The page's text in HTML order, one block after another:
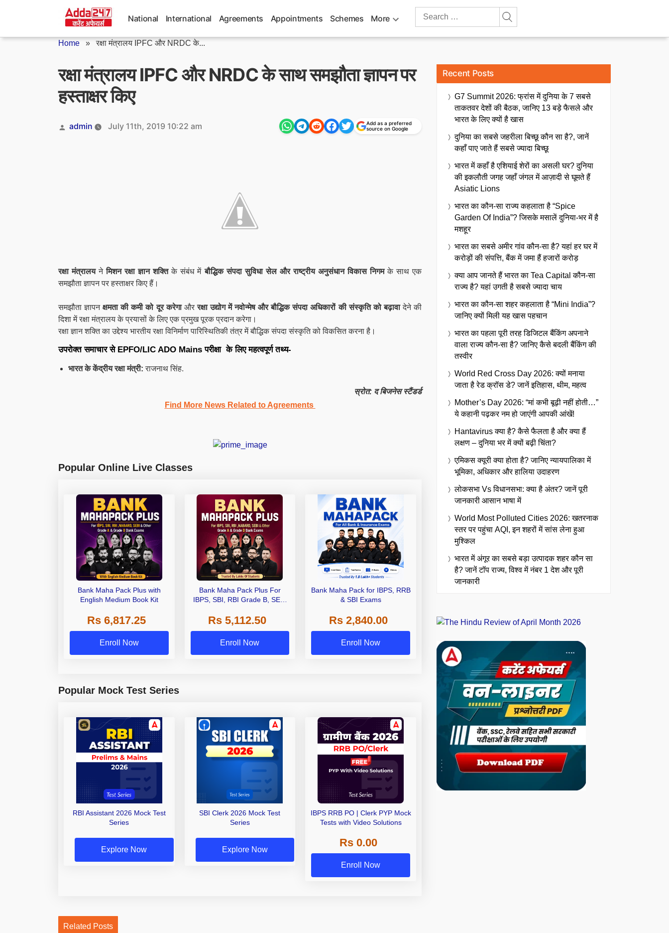
National International Agreements Appointments Schemes More
Search
Home »रक्षा मंत्रालय IPFC और NRDC के...
रक्षा मंत्रालय IPFC और NRDC के साथ समझौता ज्ञापन पर
हस्ताक्षर किए
Posted
admin July 11th, 2019 10:22 am
Add as a preferred
source on Google
रक्षा मंत्रालयनेमिशन रक्षा ज्ञान शक्तिके संबंध मेंबौद्धिक संपदा सुविधा सेल और राष्ट्रीय अनुसंधान विकास निगमके साथ एक
समझौता ज्ञापन पर हस्ताक्षर किए हैं।
समझौता ज्ञापनक्षमता की कमी को दूर करेगाऔररक्षा उद्योग में नवोन्मेष और बौद्धिक संपदा अधिकारों की संस्कृति को बढ़ावादेने की
दिशा में रक्षा मंत्रालय के प्रयासों के लिए एक प्रमुख पूरक प्रदान करेगा।
रक्षा ज्ञान शक्ति का उद्देश्य भारतीय रक्षा विनिर्माण पारिस्थितिकी तंत्र में बौद्धिक संपदा संस्कृति को विकसित करना है।
उपरोक्त समाचार से EPFO/LIC ADO Mains परीक्षा के लिए महत्वपूर्ण तथ्य-
भारत के केंद्रीय रक्षा मंत्री: राजनाथ सिंह.
स्रोत: द बिजनेस स्टैंडर्ड
Find More News Related to Agreements
Popular Online Live Classes
Bank Maha Pack Plus with
English Medium Book Kit
Rs 6,817.25
Enroll Now
Bank Maha Pack Plus For
IBPS, SBI, RBI Grade B, SEBI
Other Grade A & Grade B Bank
Exams
Rs 5,112.50
Enroll Now
Bank Maha Pack for IBPS, RRB
& SBI Exams
Rs 2,840.00
Enroll Now
Popular Mock Test Series
RBI Assistant 2026 Mock Test
Series
Explore Now
SBI Clerk 2026 Mock Test
Series
Explore Now
IBPS RRB PO | Clerk PYP Mock
Tests with Video Solutions
Rs 0.00
Enroll Now
Related Posts
Recent Posts
G7 Summit 2026: फ्रांस में दुनिया के 7 सबसे
ताकतवर देशों की बैठक, जानिए 13 बड़े फैसले और
भारत के लिए क्यों है खास
दुनिया का सबसे जहरीला बिच्छू कौन सा है?, जानें
कहाँ पाए जाते हैं सबसे ज्यादा बिच्छू
भारत में कहाँ है एशियाई शेरों का असली घर? दुनिया
की इकलौती जगह जहाँ जंगल में आज़ादी से घूमते हैं
Asiatic Lions
भारत का कौन-सा राज्य कहलाता है “Spice
Garden Of India”? जिसके मसालें दुनिया-भर में है
मशहूर
भारत का सबसे अमीर गांव कौन-सा है? यहां हर घर में
करोड़ों की संपत्ति, बैंक में जमा हैं हजारों करोड़
क्या आप जानते हैं भारत का Tea Capital कौन-सा
राज्य है? यहां उगती है सबसे ज्यादा चाय
भारत का कौन-सा शहर कहलाता है “Mini India”?
जानिए क्यों मिली यह खास पहचान
भारत का पहला पूरी तरह डिजिटल बैंकिंग अपनाने
वाला राज्य कौन-सा है? जानिए कैसे बदली बैंकिंग की
तस्वीर
World Red Cross Day 2026: क्यों मनाया
जाता है रेड क्रॉस डे? जानें इतिहास, थीम, महत्व
Mother’s Day 2026: “मां कभी बूढ़ी नहीं होती…”
ये कहानी पढ़कर नम हो जाएंगी आपकी आंखें!
Hantavirus क्या है? कैसे फैलता है और क्या हैं
लक्षण – दुनिया भर में क्यों बढ़ी चिंता?
एमिकस क्यूरी क्या होता है? जानिए न्यायपालिका में
भूमिका, अधिकार और हालिया उदाहरण
लोकसभा Vs विधानसभा: क्या है अंतर? जानें पूरी
जानकारी आसान भाषा में
World Most Polluted Cities 2026: खतरनाक
स्तर पर पहुंचा AQI, इन शहरों में सांस लेना हुआ
मुश्किल
भारत में अंगूर का सबसे बड़ा उत्पादक शहर कौन सा
है? जानें टॉप राज्य, विश्व में नंबर 1 देश और पूरी
जानकारी